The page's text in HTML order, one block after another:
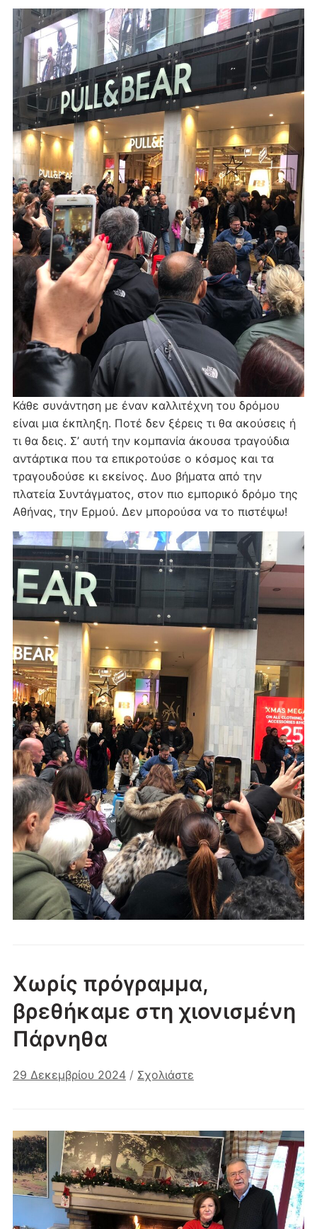
Κάθε συνάντηση με έναν καλλιτέχνη του δρόμου
είναι μια έκπληξη. Ποτέ δεν ξέρεις τι θα ακούσεις ή
τι θα δεις. Σ’ αυτή την κομπανία άκουσα τραγούδια
αντάρτικα που τα επικροτούσε ο κόσμος και τα
τραγουδούσε κι εκείνος. Δυο βήματα από την
πλατεία Συντάγματος, στον πιο εμπορικό δρόμο της
Αθήνας, την Ερμού. Δεν μπορούσα να το πιστέψω!
Χωρίς πρόγραμμα,
βρεθήκαμε στη χιονισμένη
Πάρνηθα
29 Δεκεμβρίου 2024 / Σχολιάστε